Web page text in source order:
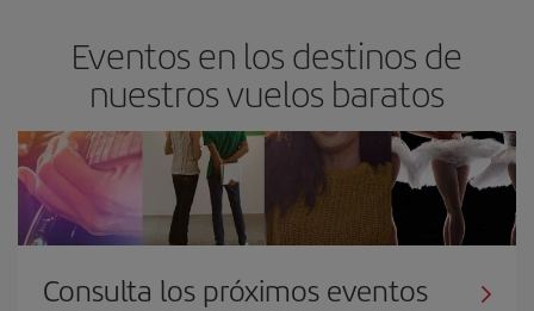
Eventos en los destinos de
nuestros vuelos baratos
Consulta los próximos eventos